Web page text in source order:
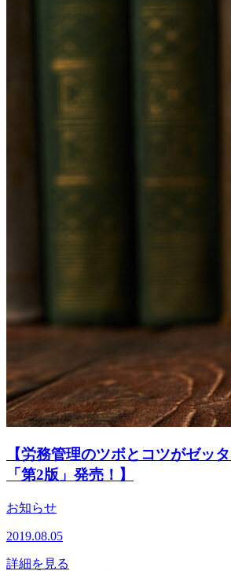
【労務管理のツボとコツがゼッ
「第2版」発売！】
お知らせ
2019.08.05
詳細を見る